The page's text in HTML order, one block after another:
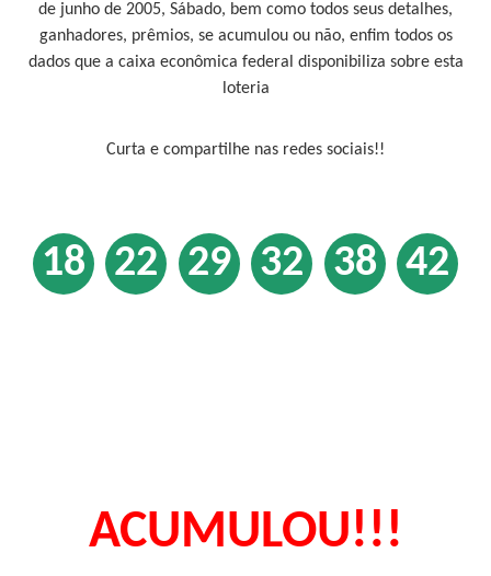
de junho de 2005, Sábado, bem como todos seus detalhes,
ganhadores, prêmios, se acumulou ou não, enfim todos os
dados que a caixa econômica federal disponibiliza sobre esta
loteria
Curta e compartilhe nas redes sociais!!
18 22 29 32 38 42
ACUMULOU!!!